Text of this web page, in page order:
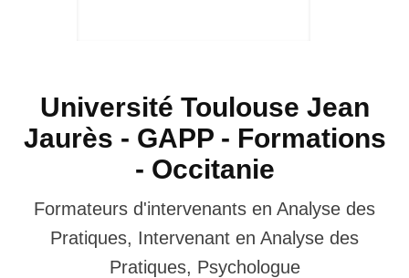
Université Toulouse Jean
Jaurès - GAPP - Formations
- Occitanie
Formateurs d'intervenants en Analyse des
Pratiques, Intervenant en Analyse des
Pratiques, Psychologue